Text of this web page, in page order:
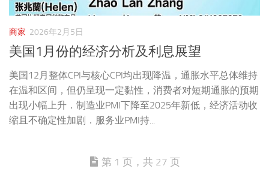
商家 2026年2月5日
美国1月份的经济分析及利息展望
美国12月整体CPI与核心CPI均出现降温，通胀水平总体维持
在温和区间，但仍呈现一定黏性，消费者对短期通胀的预期
出现小幅上升．制造业PMI下降至2025年新低，经济活动收
缩且不确定性加剧．服务业PMI持...
第 1 页，共 27 页